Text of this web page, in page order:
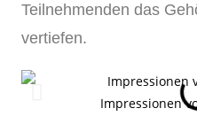
Teilnehmenden das
vertiefen.
Impressionen